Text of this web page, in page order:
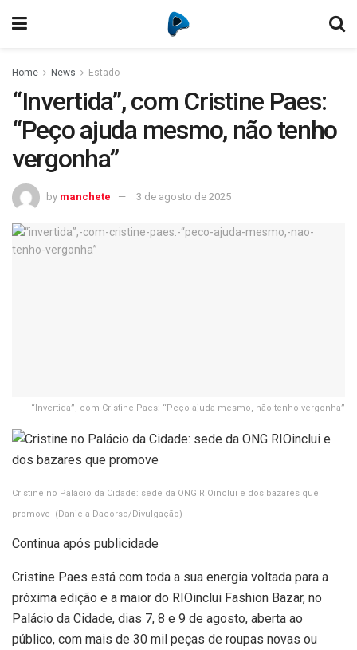
Home News Estado
“Invertida”, com Cristine Paes:
“Peço ajuda mesmo, não tenho
vergonha”
by manchete 3 de agosto de 2025
“Invertida”, com Cristine Paes: “Peço ajuda mesmo, não tenho vergonha”
Cristine no Palácio da Cidade: sede da ONG RIOinclui e dos bazares que
promove (Daniela Dacorso/Divulgação)
Continua após publicidade
Cristine Paes está com toda a sua energia voltada para a
próxima edição e a maior do RIOinclui Fashion Bazar, no
Palácio da Cidade, dias 7, 8 e 9 de agosto, aberta ao
público, com mais de 30 mil peças de roupas novas ou